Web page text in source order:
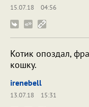
15.07.18
04:56
Котик опоздал,
кошку.
irenebell
13.07.18
15:31